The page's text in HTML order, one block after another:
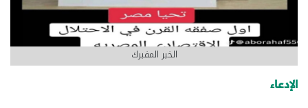
الخبر المفبرك
الإدعاء